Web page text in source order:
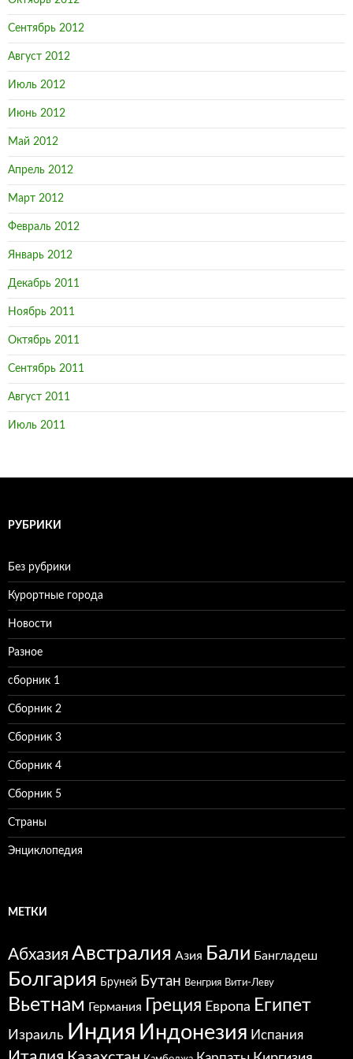
Сентябрь 2012
Август 2012
Июль 2012
Июнь 2012
Май 2012
Апрель 2012
Март 2012
Февраль 2012
Январь 2012
Декабрь 2011
Ноябрь 2011
Октябрь 2011
Сентябрь 2011
Август 2011
Июль 2011
РУБРИКИ
Без рубрики
Курортные города
Новости
Разное
сборник 1
Сборник 2
Сборник 3
Сборник 4
Сборник 5
Страны
Энциклопедия
МЕТКИ
Абхазия Австралия Азия Бали Бангладеш
Болгария Бруней Бутан Венгрия Вити-Леву
Вьетнам Германия Греция Европа Египет
Израиль Индия Индонезия Испания